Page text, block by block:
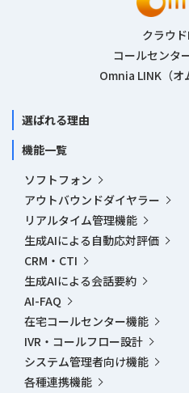
クラウド
コールセンタ
Omnia LINK（オ
選ばれる理由
機能一覧
ソフトフォン
アウトバウンドダイヤラー
リアルタイム管理機能
生成AIによる自動応対評価
CRM・CTI
生成AIによる会話要約
AI-FAQ
在宅コールセンター機能
IVR・コールフロー設計
システム管理者向け機能
各種連携機能